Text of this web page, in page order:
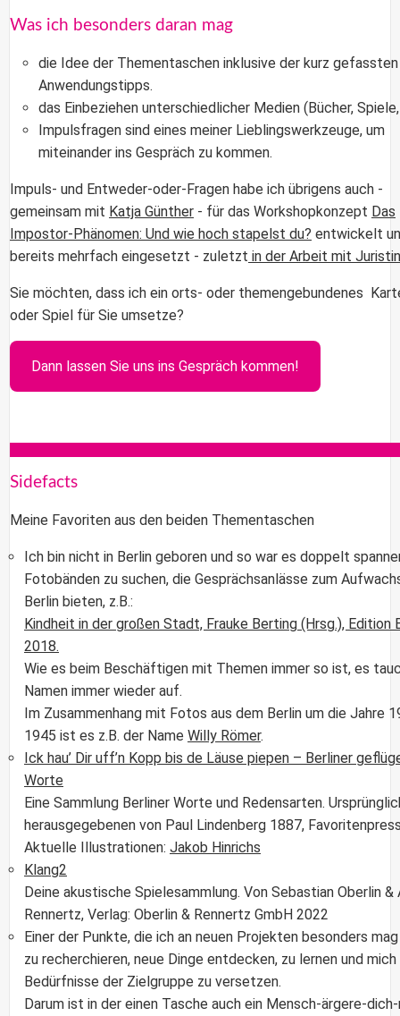
Was ich besonders daran mag
die Idee der Thementaschen inklusive der kurz gefassten
Anwendungstipps.
das Einbeziehen unterschiedlicher Medien (Bücher,
Impulsfragen sind eines meiner Lieblingswerkzeuge, um
miteinander ins Gespräch zu kommen.
Impuls- und Entweder-oder-Fragen habe ich übrigens auch -
gemeinsam mit Katja Günther - für das Workshopkonzept Das
Impostor-Phänomen: Und wie hoch stapelst du? entwickelt
bereits mehrfach eingesetzt - zuletzt in der Arbeit mit
Sie möchten, dass ich ein orts- oder themengebundenes
oder Spiel für Sie umsetze?
Dann lassen Sie uns ins Gespräch kommen!
Sidefacts
Meine Favoriten aus den beiden Thementaschen
Ich bin nicht in Berlin geboren und so war es doppelt
Fotobänden zu suchen, die Gesprächsanlässe zum
Berlin bieten, z.B.:
Kindheit in der großen Stadt, Frauke Berting (Hrsg.), Edition
2018.
Wie es beim Beschäftigen mit Themen immer so ist, es
Namen immer wieder auf.
Im Zusammenhang mit Fotos aus dem Berlin um die Jahre
1945 ist es z.B. der Name Willy Römer.
Ick hau’ Dir uff’n Kopp bis de Läuse piepen – Berliner
Worte
Eine Sammlung Berliner Worte und Redensarten.
herausgegebenen von Paul Lindenberg 1887,
Aktuelle Illustrationen: Jakob Hinrichs
Klang2
Deine akustische Spielesammlung. Von Sebastian Oberlin &
Rennertz, Verlag: Oberlin & Rennertz GmbH 2022
Einer der Punkte, die ich an neuen Projekten besonders
zu recherchieren, neue Dinge entdecken, zu lernen und mich
Bedürfnisse der Zielgruppe zu versetzen.
Darum ist in der einen Tasche auch ein Mensch-ärgere-